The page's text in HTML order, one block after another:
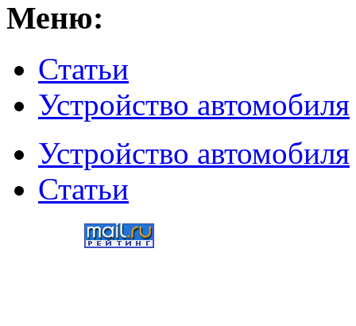
Меню:
Статьи
Устройство автомобиля
Устройство автомобиля
Статьи